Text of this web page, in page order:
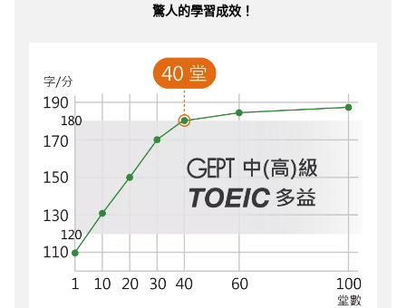
驚人的學習成效！